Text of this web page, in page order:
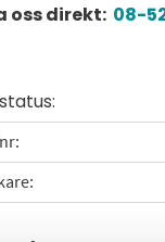
oss direkt: 08-